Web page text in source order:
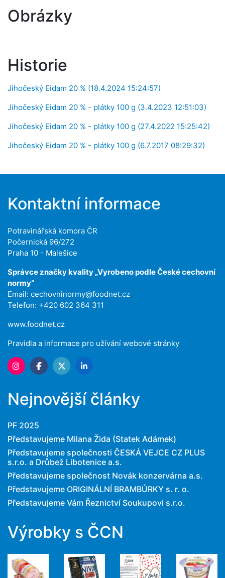
Obrázky
Historie
Jihočeský Eidam 20 % (18.4.2024 15:24:57)
Jihočeský Eidam 20 % - plátky 100 g (3.4.2023 12:51:03)
Jihočeský Eidam 20 % - plátky 100 g (27.4.2022 15:25:42)
Jihočeský Eidam 20 % - plátky 100 g (6.7.2017 08:29:32)
Kontaktní informace
Potravinářská komora ČR
Počernická 96/272
Praha 10 - Malešice
Správce značky kvality „Vyrobeno podle České cechovní
normy“
Email: cechovninormy@foodnet.cz
Telefon: +420 602 364 311
www.foodnet.cz
Pravidla a informace pro užívání webové stránky
Nejnovější články
PF 2025
Představujeme Milana Žida (Statek Adámek)
Představujeme společnosti ČESKÁ VEJCE CZ PLUS
s.r.o. a Drůbež Libotenice a.s.
Představujeme společnost Novák konzervárna a.s.
Představujeme ORIGINÁLNÍ BRAMBŮRKY s. r. o.
Představujeme Vám Řeznictví Soukupovi s.r.o.
Výrobky s ČCN